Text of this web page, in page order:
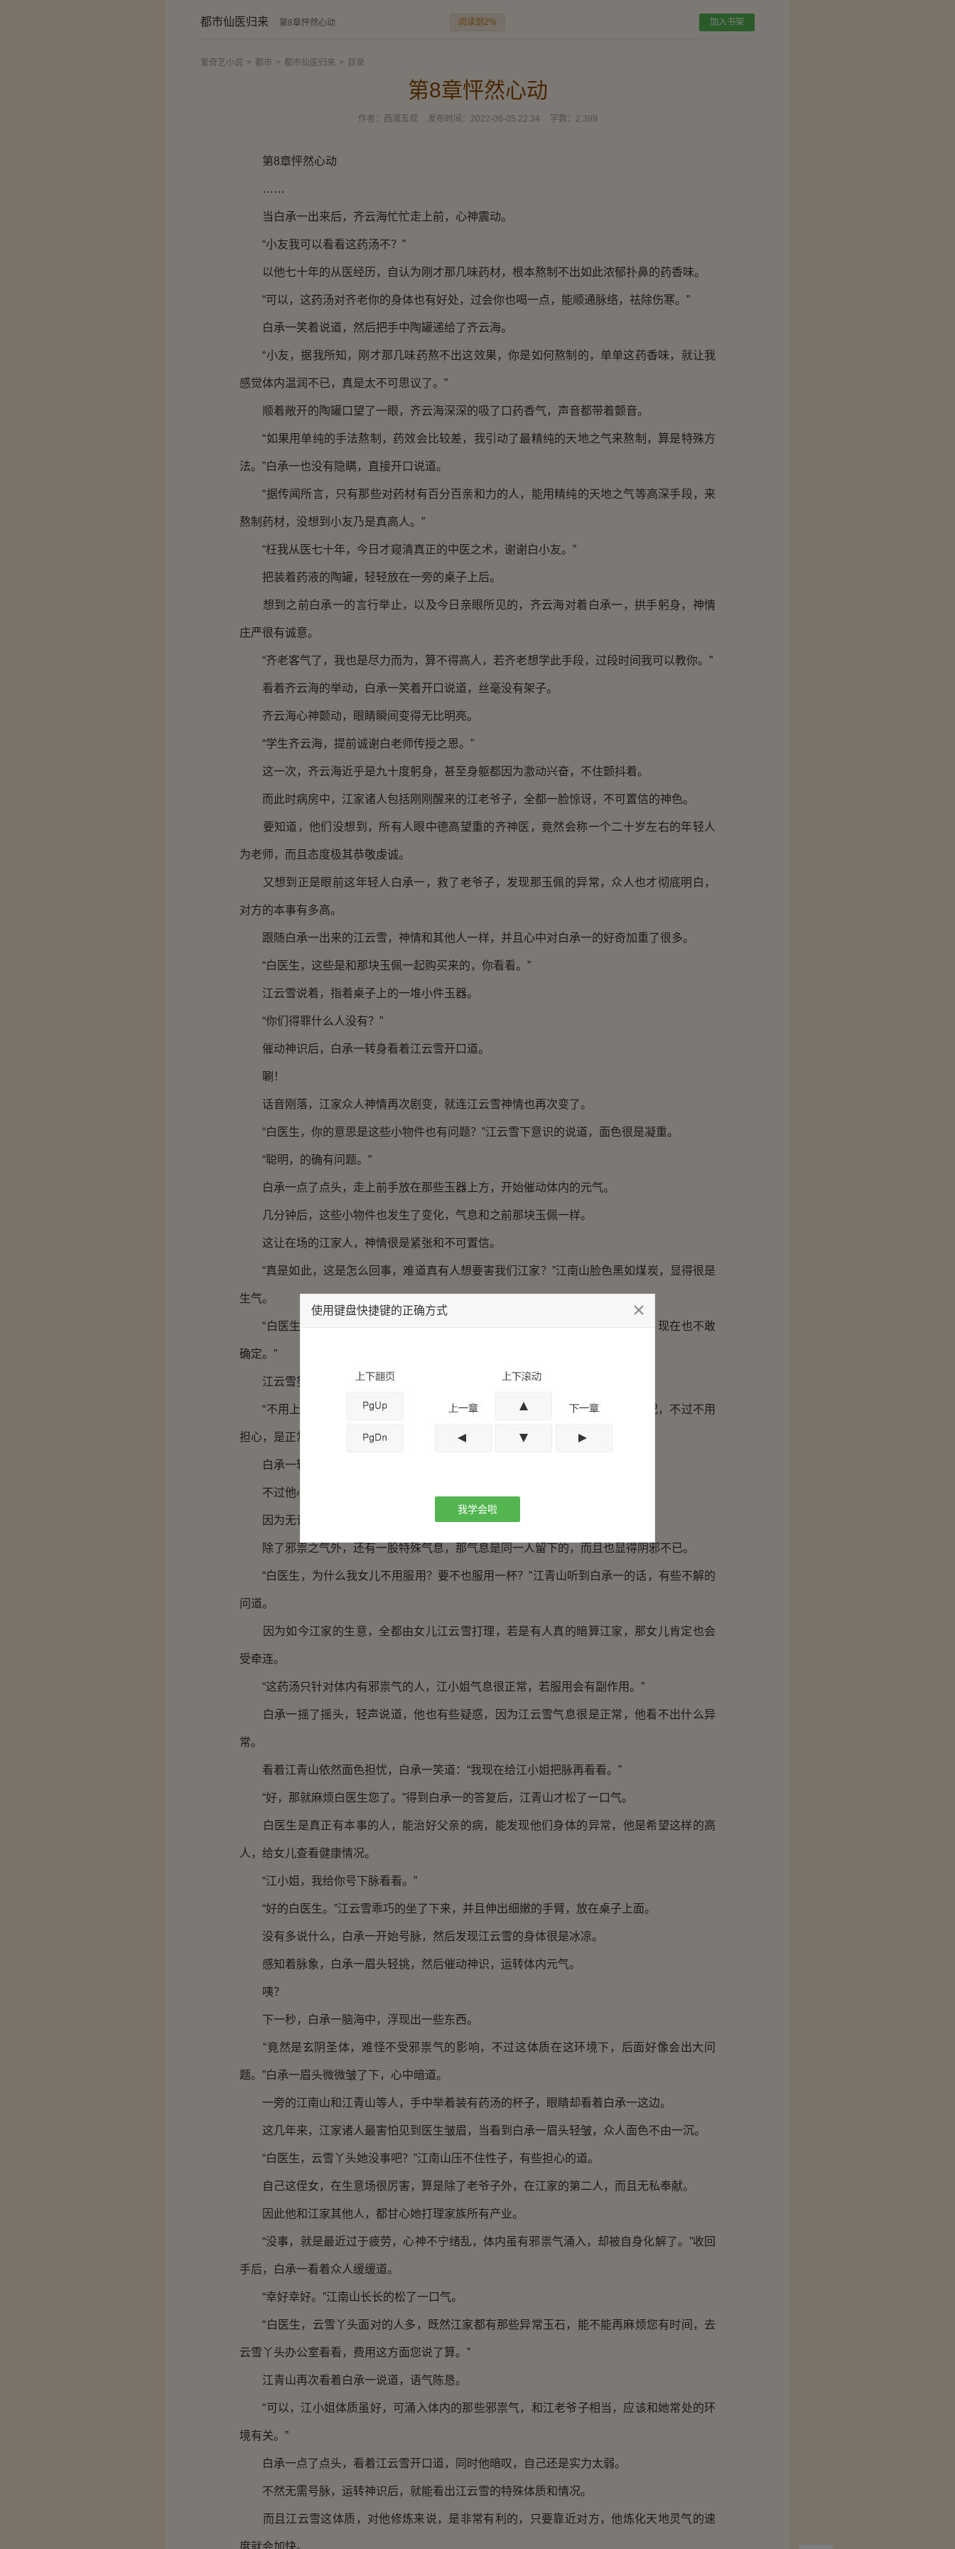
都市仙医归来 第8章怦然心动 阅读到2% 加入书架
爱奇艺小说 > 都市 > 都市仙医归来 > 目录
第8章怦然心动
作者： 西漠五叔 发布时间： 2022-06-05 22:34 字数： 2,399
第8章怦然心动
……
当白承一出来后，齐云海忙忙走上前，心神震动。
“小友我可以看看这药汤不？”
以他七十年的从医经历，自认为刚才那几味药材，根本熬制不出如此浓郁扑鼻的药香味。
“可以，这药汤对齐老你的身体也有好处，过会你也喝一点，能顺通脉络，祛除伤寒。”
白承一笑着说道，然后把手中陶罐递给了齐云海。
“小友，据我所知，刚才那几味药熬不出这效果，你是如何熬制的，单单这药香味，就让我
感觉体内温润不已，真是太不可思议了。”
顺着敞开的陶罐口望了一眼，齐云海深深的吸了口药香气，声音都带着颤音。
“如果用单纯的手法熬制，药效会比较差，我引动了最精纯的天地之气来熬制，算是特殊方
法。”白承一也没有隐瞒，直接开口说道。
“据传闻所言，只有那些对药材有百分百亲和力的人，能用精纯的天地之气等高深手段，来
熬制药材，没想到小友乃是真高人。”
“枉我从医七十年，今日才窥清真正的中医之术，谢谢白小友。”
把装着药液的陶罐，轻轻放在一旁的桌子上后。
想到之前白承一的言行举止，以及今日亲眼所见的，齐云海对着白承一，拱手躬身，神情
庄严很有诚意。
“齐老客气了，我也是尽力而为，算不得高人，若齐老想学此手段，过段时间我可以教你。”
看着齐云海的举动，白承一笑着开口说道，丝毫没有架子。
齐云海心神颤动，眼睛瞬间变得无比明亮。
“学生齐云海，提前诚谢白老师传授之恩。”
这一次，齐云海近乎是九十度躬身，甚至身躯都因为激动兴奋，不住颤抖着。
而此时病房中，江家诸人包括刚刚醒来的江老爷子，全都一脸惊讶，不可置信的神色。
要知道，他们没想到，所有人眼中德高望重的齐神医，竟然会称一个二十岁左右的年轻人
为老师，而且态度极其恭敬虔诚。
又想到正是眼前这年轻人白承一，救了老爷子，发现那玉佩的异常，众人也才彻底明白，
对方的本事有多高。
跟随白承一出来的江云雪，神情和其他人一样，并且心中对白承一的好奇加重了很多。
“白医生，这些是和那块玉佩一起购买来的，你看看。”
江云雪说着，指着桌子上的一堆小件玉器。
“你们得罪什么人没有？”
催动神识后，白承一转身看着江云雪开口道。
唰！
话音刚落，江家众人神情再次剧变，就连江云雪神情也再次变了。
“白医生，你的意思是这些小物件也有问题？”江云雪下意识的说道，面色很是凝重。
“聪明，的确有问题。”
白承一点了点头，走上前手放在那些玉器上方，开始催动体内的元气。
几分钟后，这些小物件也发生了变化，气息和之前那块玉佩一样。
这让在场的江家人，神情很是紧张和不可置信。
“真是如此，这是怎么回事，难道真有人想要害我们江家？”江南山脸色黑如煤炭，显得很是
生气。
“白医生，我们江家并没得罪什么人，但是在生意上，竞争对手还是有不少的，现在也不敢
确定。”
江云雪努力稳住心思，缓缓开口说道，不过神情却更加的凝重。
“不用上心，我随便说一下，那药汤现在可以服用了，服用后会有轻微吐血情况，不过不用
担心，是正常现象，一人一杯，你就不用服用了。”
白承一轻轻点头，然后看着江云雪说的。
不过他心中却还是觉得，江家这情况，十有八九是有人在其中作乱。
因为无论是张齐还是江老爷子，亦或是江家其他人，还是那些玉器物件。
除了邪祟之气外，还有一股特殊气息，那气息是同一人留下的，而且也显得阴邪不已。
“白医生，为什么我女儿不用服用？要不也服用一杯？”江青山听到白承一的话，有些不解的
问道。
因为如今江家的生意，全都由女儿江云雪打理，若是有人真的暗算江家，那女儿肯定也会
受牵连。
“这药汤只针对体内有邪祟气的人，江小姐气息很正常，若服用会有副作用。”
白承一摇了摇头，轻声说道，他也有些疑惑，因为江云雪气息很是正常，他看不出什么异
常。
看着江青山依然面色担忧，白承一笑道：“我现在给江小姐把脉再看看。”
“好，那就麻烦白医生您了。”得到白承一的答复后，江青山才松了一口气。
白医生是真正有本事的人，能治好父亲的病，能发现他们身体的异常，他是希望这样的高
人，给女儿查看健康情况。
“江小姐，我给你号下脉看看。”
“好的白医生。”江云雪乖巧的坐了下来，并且伸出细嫩的手臂，放在桌子上面。
没有多说什么，白承一开始号脉，然后发现江云雪的身体很是冰凉。
感知着脉象，白承一眉头轻挑，然后催动神识，运转体内元气。
咦？
下一秒，白承一脑海中，浮现出一些东西。
“竟然是玄阴圣体，难怪不受邪祟气的影响，不过这体质在这环境下，后面好像会出大问
题。”白承一眉头微微皱了下，心中暗道。
一旁的江南山和江青山等人，手中举着装有药汤的杯子，眼睛却看着白承一这边。
这几年来，江家诸人最害怕见到医生皱眉，当看到白承一眉头轻皱，众人面色不由一沉。
“白医生，云雪丫头她没事吧？”江南山压不住性子，有些担心的道。
自己这侄女，在生意场很厉害，算是除了老爷子外，在江家的第二人，而且无私奉献。
因此他和江家其他人，都甘心她打理家族所有产业。
“没事，就是最近过于疲劳，心神不宁绪乱，体内虽有邪祟气涌入，却被自身化解了。”收回
手后，白承一看着众人缓缓道。
“幸好幸好。”江南山长长的松了一口气。
“白医生，云雪丫头面对的人多，既然江家都有那些异常玉石，能不能再麻烦您有时间，去
云雪丫头办公室看看，费用这方面您说了算。”
江青山再次看着白承一说道，语气陈恳。
“可以，江小姐体质虽好，可涌入体内的那些邪祟气，和江老爷子相当，应该和她常处的环
境有关。”
白承一点了点头，看着江云雪开口道，同时他暗叹，自己还是实力太弱。
不然无需号脉，运转神识后，就能看出江云雪的特殊体质和情况。
而且江云雪这体质，对他修炼来说，是非常有利的，只要靠近对方，他炼化天地灵气的速
度就会加快。
使用键盘快捷键的正确方式
我学会啦